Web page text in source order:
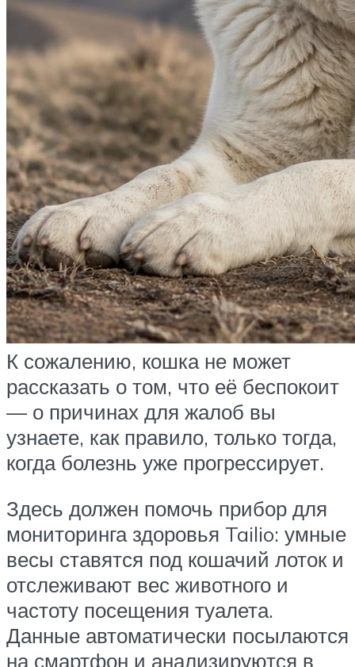
К сожалению, кошка не может
рассказать о том, что её беспокоит
— о причинах для жалоб вы
узнаете, как правило, только тогда,
когда болезнь уже прогрессирует.
Здесь должен помочь прибор для
мониторинга здоровья Tailio: умные
весы ставятся под кошачий лоток и
отслеживают вес животного и
частоту посещения туалета.
Данные автоматически посылаются
на смартфон и анализируются в